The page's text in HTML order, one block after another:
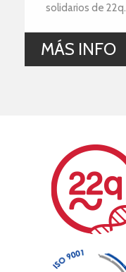
solidarios de 22q.
MÁS INFO